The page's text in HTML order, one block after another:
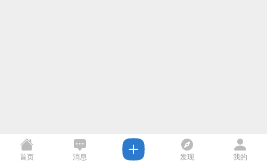
首页 消息 发现 我的